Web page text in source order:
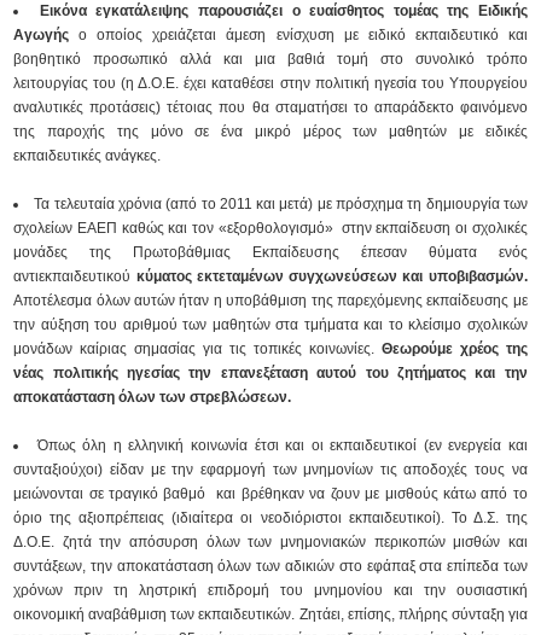
Εικόνα εγκατάλειψης παρουσιάζει ο ευαίσθητος τομέας της Ειδικής
Αγωγήςο οποίος χρειάζεται άμεση ενίσχυση με ειδικό εκπαιδευτικό και
βοηθητικό προσωπικό αλλά και μια βαθιά τομή στο συνολικό τρόπο
λειτουργίας του (η Δ.Ο.Ε. έχει καταθέσει στην πολιτική ηγεσία του Υπουργείου
αναλυτικές προτάσεις) τέτοιας που θα σταματήσει το απαράδεκτο φαινόμενο
της παροχής της μόνο σε ένα μικρό μέρος των μαθητών με ειδικές
εκπαιδευτικές ανάγκες.
Τα τελευταία χρόνια (από το 2011 και μετά) με πρόσχημα τη δημιουργία των
σχολείων ΕΑΕΠ καθώς και τoν «εξορθολογισμό» στην εκπαίδευση οι σχολικές
μονάδες της Πρωτοβάθμιας Εκπαίδευσης έπεσαν θύματα ενός
αντιεκπαιδευτικού κύματος εκτεταμένων συγχωνεύσεων και υποβιβασμών.
Αποτέλεσμα όλων αυτών ήταν η υποβάθμιση της παρεχόμενης εκπαίδευσης με
την αύξηση του αριθμού των μαθητών στα τμήματα και το κλείσιμο σχολικών
μονάδων καίριας σημασίας για τις τοπικές κοινωνίες. Θεωρούμε χρέος της
νέας πολιτικής ηγεσίας την επανεξέταση αυτού του ζητήματος και την
αποκατάσταση όλων των στρεβλώσεων.
Όπως όλη η ελληνική κοινωνία έτσι και οι εκπαιδευτικοί (εν ενεργεία και
συνταξιούχοι) είδαν με την εφαρμογή των μνημονίων τις αποδοχές τους να
μειώνονται σε τραγικό βαθμό και βρέθηκαν να ζουν με μισθούς κάτω από το
όριο της αξιοπρέπειας (ιδιαίτερα οι νεοδιόριστοι εκπαιδευτικοί). Το Δ.Σ. της
Δ.Ο.Ε. ζητά την απόσυρση όλων των μνημονιακών περικοπών μισθών και
συντάξεων, την αποκατάσταση όλων των αδικιών στο εφάπαξ στα επίπεδα των
χρόνων πριν τη ληστρική επιδρομή του μνημονίου και την ουσιαστική
οικονομική αναβάθμιση των εκπαιδευτικών. Ζητάει, επίσης, πλήρης σύνταξη για